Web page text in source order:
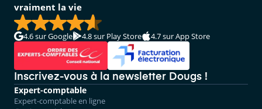
vraiment la vie
4.6sur Google 4.8sur Play Store 4.7sur App Store
Inscrivez-vous à la newsletter Dougs !
Expert-comptable
Expert-comptable en ligne